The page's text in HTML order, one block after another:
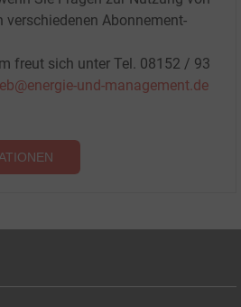
verschiedenen Abonnement-
freut sich unter Tel. 08152 / 93
und-management.de